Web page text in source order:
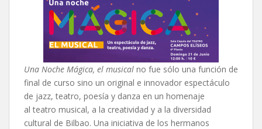
Una Noche Mágica, el musical no fue sólo una función de
final de curso sino un original e innovador espectáculo
de jazz, teatro, poesía y danza en un homenaje
al teatro musical, a la creatividad y a la diversidad
cultural de Bilbao. Una iniciativa de los hermanos